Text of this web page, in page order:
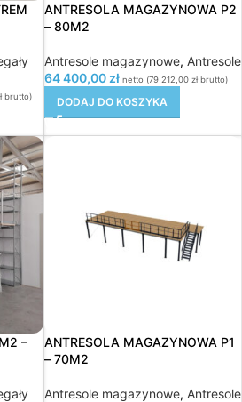
brutto)
ANTRESOLA MAGAZYNOWA P2
– 80M2
Antresole magazynowe, Antresole
64 400,00 zł netto (79 212,00 złbrutto)
DODAJ DO KOSZYKA
–
ANTRESOLA MAGAZYNOWA P1
– 70M2
Antresole magazynowe, Antresole